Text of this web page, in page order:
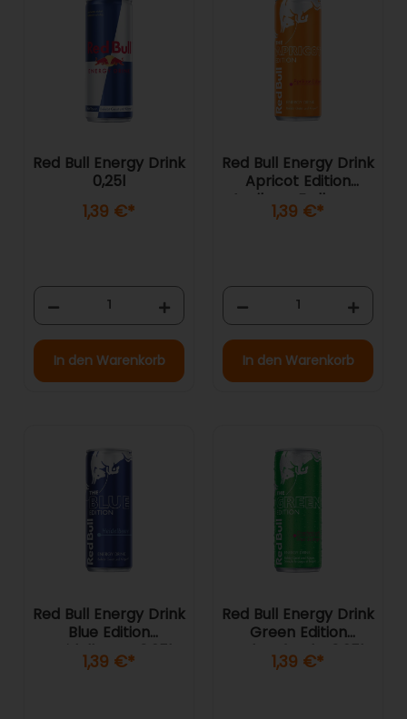
Red Bull Energy Drink
0,25l
1,39 €*
In den Warenkorb
Red Bull Energy Drink
Apricot Edition
Aprikose Erdbeere
0,25l
1,39 €*
In den Warenkorb
Red Bull Energy Drink
Blue Edition
Heidelbeere 0,25l
1,39 €*
Red Bull Energy Drink
Green Edition
Kaktusfrucht 0,25l
1,39 €*